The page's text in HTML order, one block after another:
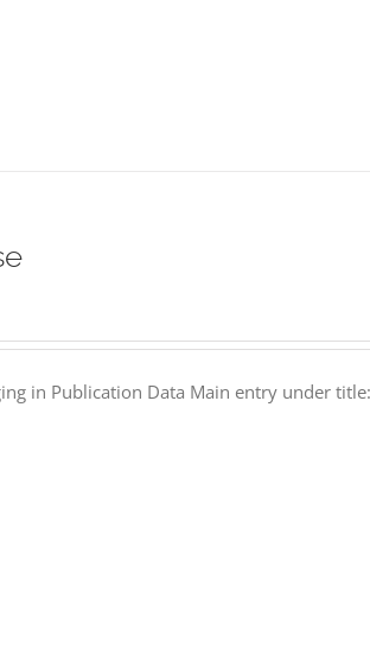
in Publication Data Main entry under